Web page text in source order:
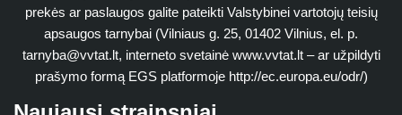
prekės ar paslaugos galite pateikti Valstybinei vartotojų teisių
apsaugos tarnybai (Vilniaus g. 25, 01402 Vilnius, el. p.
tarnyba@vvtat.lt, interneto svetainė www.vvtat.lt – ar užpildyti
prašymo formą EGS platformoje http://ec.europa.eu/odr/)